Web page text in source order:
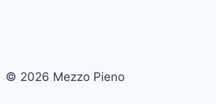
© 2026 Mezzo Pieno